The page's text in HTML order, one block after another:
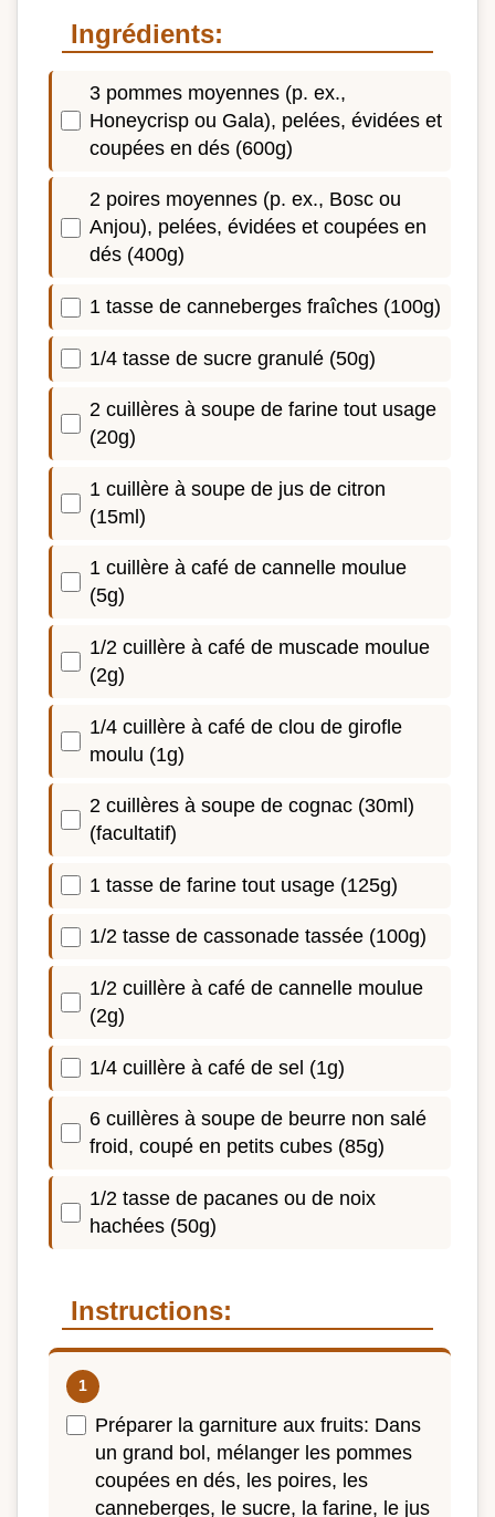
Ingrédients:
3 pommes moyennes (p. ex.,
Honeycrisp ou Gala), pelées, évidées et
coupées en dés (600g)
2 poires moyennes (p. ex., Bosc ou
Anjou), pelées, évidées et coupées en
dés (400g)
1 tasse de canneberges fraîches (100g)
1/4 tasse de sucre granulé (50g)
2 cuillères à soupe de farine tout usage
(20g)
1 cuillère à soupe de jus de citron
(15ml)
1 cuillère à café de cannelle moulue
(5g)
1/2 cuillère à café de muscade moulue
(2g)
1/4 cuillère à café de clou de girofle
moulu (1g)
2 cuillères à soupe de cognac (30ml)
(facultatif)
1 tasse de farine tout usage (125g)
1/2 tasse de cassonade tassée (100g)
1/2 cuillère à café de cannelle moulue
(2g)
1/4 cuillère à café de sel (1g)
6 cuillères à soupe de beurre non salé
froid, coupé en petits cubes (85g)
1/2 tasse de pacanes ou de noix
hachées (50g)
Instructions:
Préparer la garniture aux fruits: Dans
un grand bol, mélanger les pommes
coupées en dés, les poires, les
canneberges, le sucre, la farine, le jus